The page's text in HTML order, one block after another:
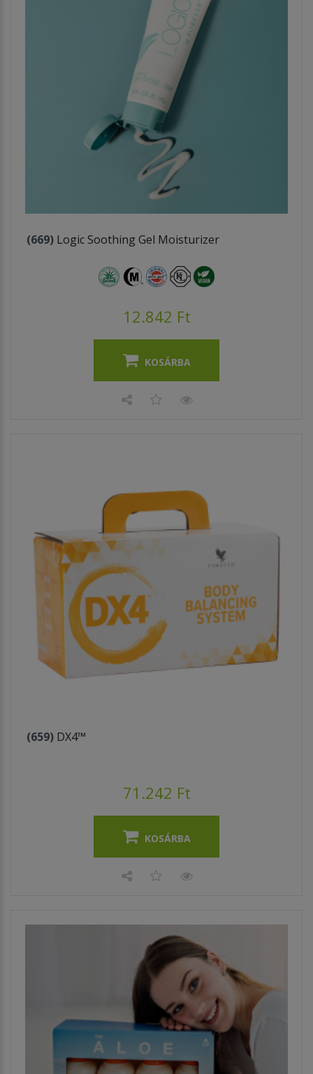
(669) Logic Soothing Gel Moisturizer
12.842 Ft
KOSÁRBA
(659) DX4™
71.242 Ft
KOSÁRBA